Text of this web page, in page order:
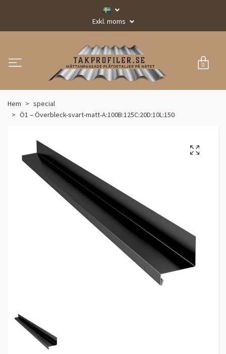
Exkl. moms
0
Hem
special
Ö1 – Överbleck-svart-matt-A:100B:125C:20D:10L:150